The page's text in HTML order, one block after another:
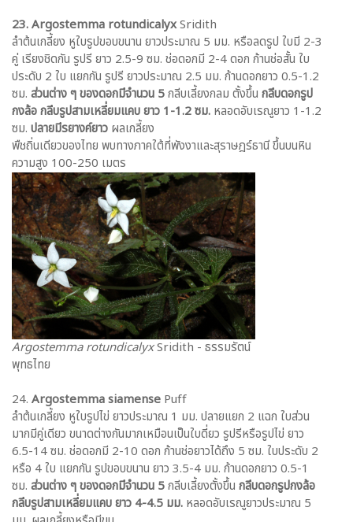
23. Argostemma rotundicalyxSridith
ลำต้นเกลี้ยง หูใบรูปขอบขนาน ยาวประมาณ 5 มม. หรือลดรูป ใบมี 2-3
คู่ เรียงชิดกัน รูปรี ยาว 2.5-9 ซม. ช่อดอกมี 2-4 ดอก ก้านช่อสั้น ใบ
ประดับ 2 ใบ แยกกัน รูปรี ยาวประมาณ 2.5 มม. ก้านดอกยาว 0.5-1.2
ซม. ส่วนต่าง ๆ ของดอกมีจำนวน 5กลีบเลี้ยงกลม ตั้งขึ้น กลีบดอกรูป
กงล้อ กลีบรูปสามเหลี่ยมแคบ ยาว 1-1.2 ซม. หลอดอับเรณูยาว 1-1.2
ซม. ปลายมีรยางค์ยาว ผลเกลี้ยง
พืชถิ่นเดียวของไทย พบทางภาคใต้ที่พังงาและสุราษฎร์ธานี ขึ้นบนหิน
ความสูง 100-250 เมตร
Argostemma rotundicalyxSridith - ธรรมรัตน์
พุทธไทย
24. Argostemma siamense Puff
ลำต้นเกลี้ยง หูใบรูปไข่ ยาวประมาณ 1 มม. ปลายแยก 2 แฉก ใบส่วน
มากมีคู่เดียว ขนาดต่างกันมากเหมือนเป็นใบดี่ยว รูปรีหรือรูปไข่ ยาว
6.5-14 ซม. ช่อดอกมี 2-10 ดอก ก้านช่อยาวได้ถึง 5 ซม. ใบประดับ 2
หรือ 4 ใบ แยกกัน รูปขอบขนาน ยาว 3.5-4 มม. ก้านดอกยาว 0.5-1
ซม. ส่วนต่าง ๆ ของดอกมีจำนวน 5กลีบเลี้ยงตั้งขึ้น กลีบดอกรูปกงล้อ
กลีบรูปสามเหลี่ยมแคบ ยาว 4-4.5 มม. หลอดอับเรณูยาวประมาณ 5